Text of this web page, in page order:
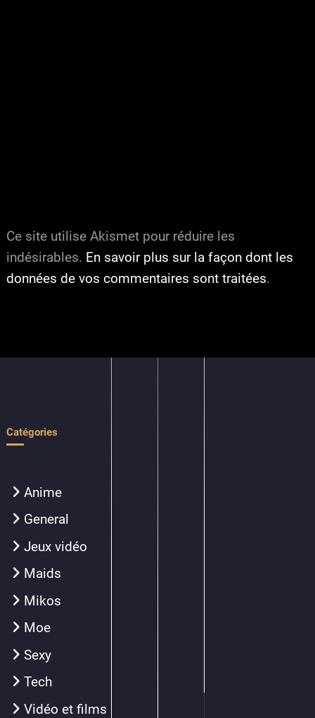
Ce site utilise Akismet pour réduire les
indésirables. En savoir plus sur la façon dont les
données de vos commentaires sont traitées.
Catégories
Anime
General
Jeux vidéo
Maids
Mikos
Moe
Sexy
Tech
Vidéo et films